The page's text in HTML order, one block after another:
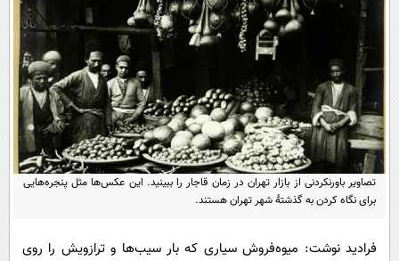
حوادث
سلامت
محیط زیست
سفر و تفریح
بین الملل
سیاست خارجی
فرهنگ و هنر
فناوری و It
علمی
اخبار کریپتو
قرآن
گوناگون
سرگرمی
باشگاه مغز
فیلم
اقتصاد
عصر ایران 2
تصاویر باورنکردنی از بازار تهران در زمان قاجار را ببینید. این عکس‌ها مثل پنجره‌هایی
برای نگاه کردن به گذشتۀ شهر تهران هستند.
فرادید نوشت: میوه‌فروش سیاری که بار سیب‌ها و ترازویش را روی